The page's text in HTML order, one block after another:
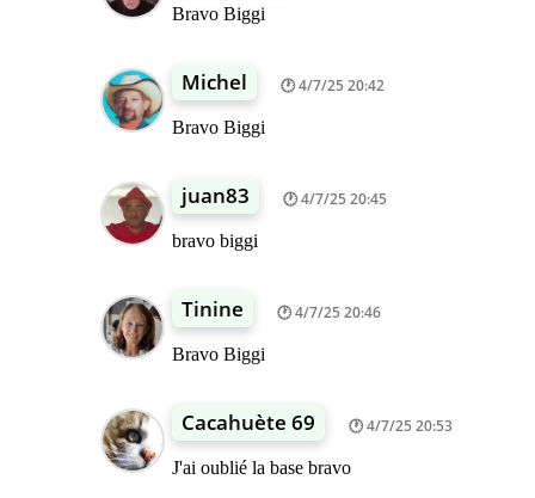
Bravo Biggi
Michel 4/7/25 20:42
Bravo Biggi
juan83 4/7/25 20:45
bravo biggi
Tinine 4/7/25 20:46
Bravo Biggi
Cacahuète 69 4/7/25 20:53
J'ai oublié la base bravo